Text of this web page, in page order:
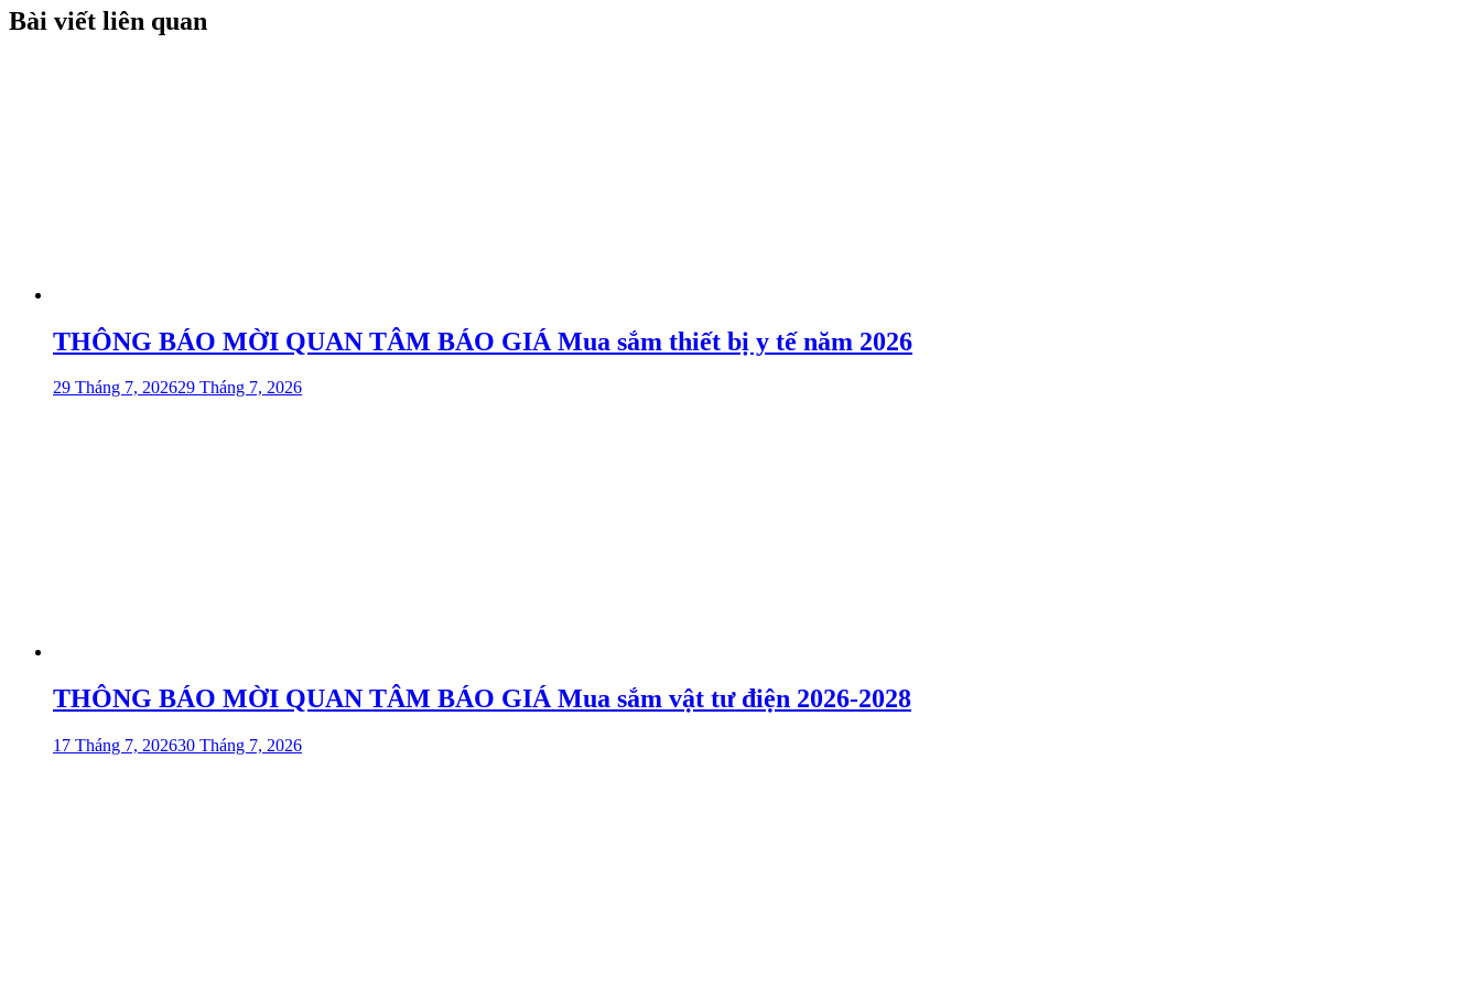
bài
Bài viết liên quan
THÔNG BÁO MỜI QUAN TÂM BÁO GIÁ Mua sắm thiết bị y tế năm 2026
29 Tháng 7, 202629 Tháng 7, 2026
THÔNG BÁO MỜI QUAN TÂM BÁO GIÁ Mua sắm vật tư điện 2026-2028
17 Tháng 7, 202630 Tháng 7, 2026